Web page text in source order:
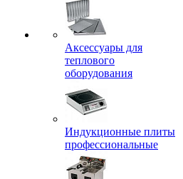
Аксессуары для
теплового
оборудования
Индукционные плиты
профессиональные